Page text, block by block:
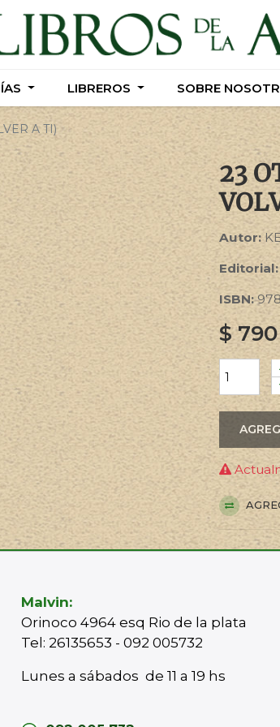
LIBREROS SOBRE
LIBREROS SOBRE
A TI)
23
Autor:
Editorial:
ISBN:
$790
Malvin:
Orinoco 4964 esq Rio de la plata
Tel: 26135653 - 092 005732
Lunes a sábados de 11 a 19 hs